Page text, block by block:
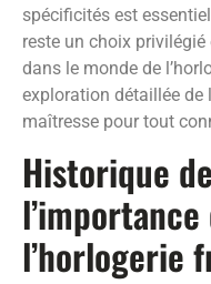
spécificités est
reste un choix
dans le monde de
exploration détaillée de
maîtresse pour tout
Historique
l’horlogerie